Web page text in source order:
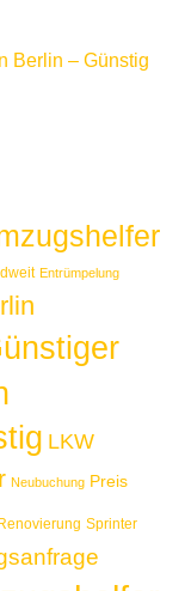
Berlin – Günstig
Entrümpelung
LKW
Neubuchung Preis
Sprinter